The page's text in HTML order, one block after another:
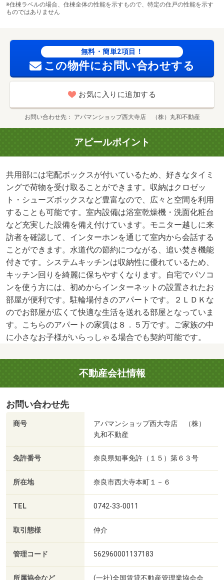
※住棟ラベルの場合、住棟全体の性能を示すもので、特定の住戸の性能を示す
ものではありません
無料・簡単2項目！
この物件にお問い合わせする
お気に入りに追加する
お問い合わせ先 アパマンショップ西大寺店 （株）丸和不動産
アピールポイント
共用部には宅配ボックスが付いているため、好きなタイミ
ングで荷物を受け取ることができます。収納はクロゼッ
ト・シューズボックスなど豊富なので、広々と空間を利用
することも可能です。室内設備は浴室乾燥機・洗面化粧台
など充実した設備を備え付けています。モニター越しに来
訪者を確認して、インターホンを通じて室内から会話する
ことができます。水道代の節約につながる、追い焚き機能
付きです。システムキッチンは収納性に優れているため、
キッチン回りを綺麗に保ちやすくなります。自宅でパソコ
ンを使う方には、初めからインターネットの設置されたお
部屋が便利です。駐輪場付きのアパートです。２ＬＤＫな
のでお部屋が広くて快適な生活を送れる部屋となっていま
す。こちらのアパートの家賃は８．５万です。ご家族の中
に小さなお子様がいらっしゃる場合でも契約可能です。
不動産会社情報
お問い合わせ先
商号
アパマンショップ西大寺店 （株）
丸和不動産
免許番号 奈良県知事免許（１５）第６３号
所在地 奈良市西大寺本町１－６
TEL 0742-33-0011
取引態様 仲介
管理コード 562960001137183
(一社)全国賃貸不動産管理業協会会